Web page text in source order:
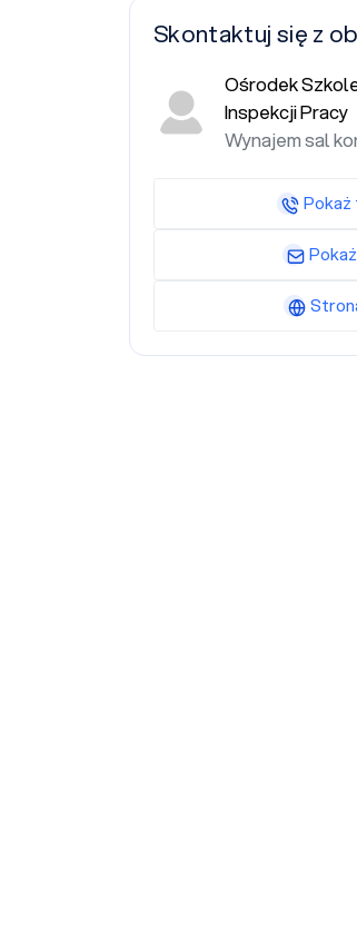
Skontaktuj się z
Ośrodek
Inspekcji Pracy
Wynajem sal